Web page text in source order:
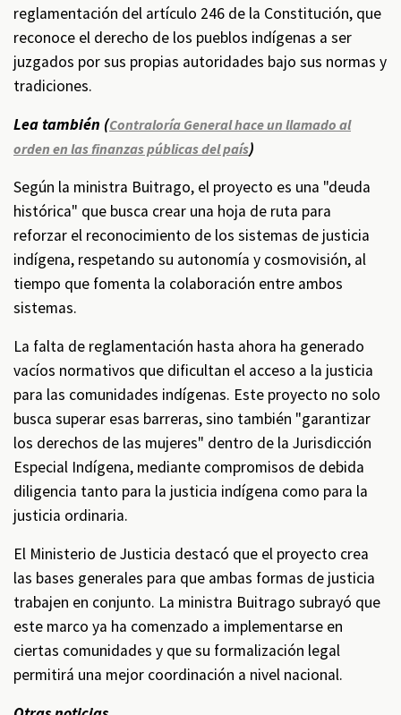
reglamentación del artículo 246 de la Constitución, que
reconoce el derecho de los pueblos indígenas a ser
juzgados por sus propias autoridades bajo sus normas y
tradiciones.
Lea también (Contraloría General hace un llamado al
orden en las finanzas públicas del país)
Según la ministra Buitrago, el proyecto es una "deuda
histórica" que busca crear una hoja de ruta para
reforzar el reconocimiento de los sistemas de justicia
indígena, respetando su autonomía y cosmovisión, al
tiempo que fomenta la colaboración entre ambos
sistemas.
La falta de reglamentación hasta ahora ha generado
vacíos normativos que dificultan el acceso a la justicia
para las comunidades indígenas. Este proyecto no solo
busca superar esas barreras, sino también "garantizar
los derechos de las mujeres" dentro de la Jurisdicción
Especial Indígena, mediante compromisos de debida
diligencia tanto para la justicia indígena como para la
justicia ordinaria.
El Ministerio de Justicia destacó que el proyecto crea
las bases generales para que ambas formas de justicia
trabajen en conjunto. La ministra Buitrago subrayó que
este marco ya ha comenzado a implementarse en
ciertas comunidades y que su formalización legal
permitirá una mejor coordinación a nivel nacional.